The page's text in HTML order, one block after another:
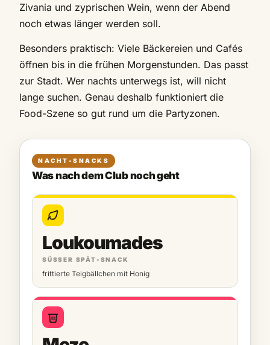
Zivania und zyprischen Wein, wenn der Abend
noch etwas länger werden soll.
Besonders praktisch: Viele Bäckereien und Cafés
öffnen bis in die frühen Morgenstunden. Das passt
zur Stadt. Wer nachts unterwegs ist, will nicht
lange suchen. Genau deshalb funktioniert die
Food-Szene so gut rund um die Partyzonen.
NACHT-SNACKS
Was nach dem Club noch geht
Loukoumades
SÜSSER SPÄT-SNACK
frittierte Teigbällchen mit Honig